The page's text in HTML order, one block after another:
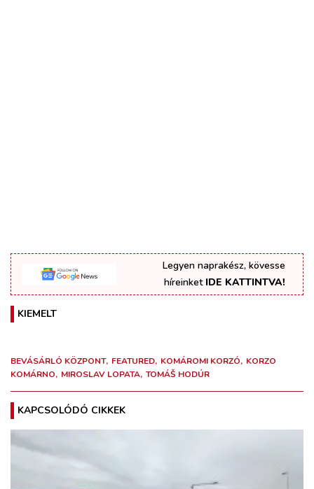
Legyen naprakész, kövesse
híreinket IDE KATTINTVA!
KIEMELT
BEVÁSÁRLÓ KÖZPONT FEATURED KOMÁROMI KORZÓ
KORZO
KOMÁRNO
MIROSLAV LOPATA TOMÁŠ HODÚR
KAPCSOLÓDÓ CIKKEK